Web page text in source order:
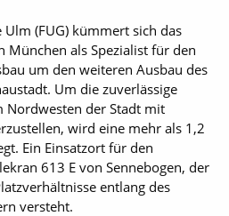
(FUG) kümmert sich das
München als Spezialist für den
um den weiteren Ausbau des
Um die zuverlässige
Nordwesten der Stadt mit
wird eine mehr als 1,2
Ein Einsatzort für den
613 E von Sennebogen, der
entlang des
versteht.